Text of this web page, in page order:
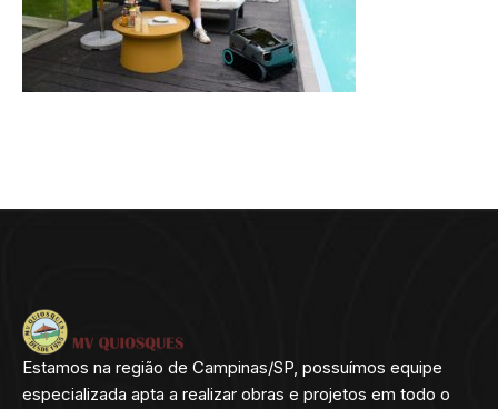
Estamos na região de Campinas/SP, possuímos equipe
especializada apta a realizar obras e projetos em todo o